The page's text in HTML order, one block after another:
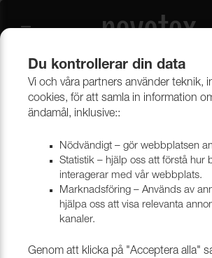
Beklädnadsmaterial Möbeltyger
Du kontrollerar din data
Vi och våra partners använder teknik,
cookies, för att samla in information
ändamål, inklusive::
Nödvändigt – gör webbplatsen
Statistik – hjälp oss att förstå hur
interagerar med vår webbplats.
Marknadsföring – Används av
hjälpa oss att visa relevanta
kanaler.
Genom att klicka på "Acceptera alla"